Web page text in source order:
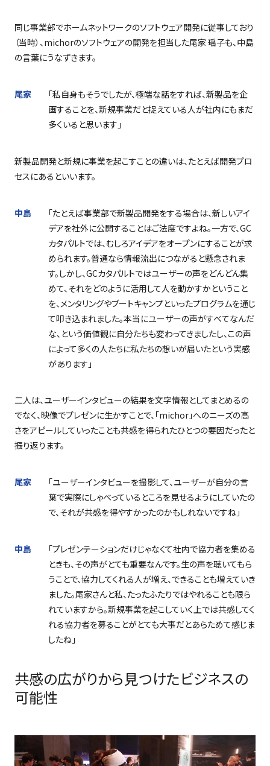
同じ事業部でホームネットワークのソフトウェア開発に従事しており
（当時）、michorのソフトウェアの開発を担当した尾家 瑶子も、中島
の言葉にうなずきます。
尾家
「私自身もそうでしたが、極端な話をすれば、新製品を企
画することを、新規事業だと捉えている人が社内にもまだ
多くいると思います」
新製品開発と新規に事業を起こすことの違いは、たとえば開発プロ
セスにあるといいます。
中島
「たとえば事業部で新製品開発をする場合は、新しいアイ
デアを社外に公開することはご法度ですよね。一方で、GC
カタパルトでは、むしろアイデアをオープンにすることが求
められます。普通なら情報流出につながると懸念されま
す。しかし、GCカタパルトではユーザーの声をどんどん集
めて、それをどのように活用して人を動かすかということ
を、メンタリングやブートキャンプといったプログラムを通じ
て叩き込まれました。本当にユーザーの声がすべてなんだ
な、という価値観に自分たちも変わってきましたし、この声
によって多くの人たちに私たちの想いが届いたという実感
があります」
二人は、ユーザーインタビューの結果を文字情報としてまとめるの
でなく、映像でプレゼンに生かすことで、「michor」へのニーズの高
さをアピールしていったことも共感を得られたひとつの要因だったと
振り返ります。
尾家
「ユーザーインタビューを撮影して、ユーザーが自分の言
葉で実際にしゃべっているところを見せるようにしていたの
で、それが共感を得やすかったのかもしれないですね」
中島
「プレゼンテーションだけじゃなくて社内で協力者を集める
ときも、その声がとても重要なんです。生の声を聴いてもら
うことで、協力してくれる人が増え、できることも増えていき
ました。尾家さんと私、たったふたりではやれることも限ら
れていますから。新規事業を起こしていく上では共感してく
れる協力者を募ることがとても大事だとあらためて感じま
したね」
共感の広がりから見つけたビジネスの
可能性